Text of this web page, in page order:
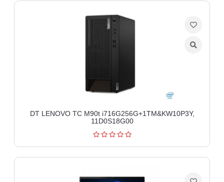
DT LENOVO TC M90t i716G256G+1TM&KW10P3Y,
11D0S18G00